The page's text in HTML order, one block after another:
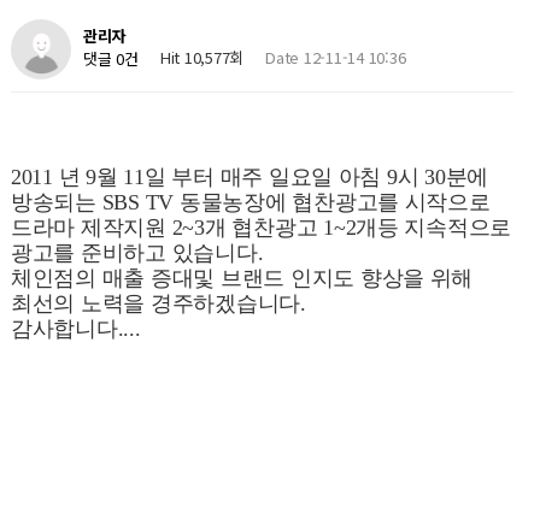
관리자
댓글 0건
Hit 10,577회 Date 12-11-14 10:36
2011 년 9월 11일 부터 매주 일요일 아침 9시 30분에
방송되는 SBS TV 동물농장에 협찬광고를 시작으로
드라마 제작지원 2~3개 협찬광고 1~2개등 지속적으로
광고를 준비하고 있습니다.
체인점의 매출 증대및 브랜드 인지도 향상을 위해
최선의 노력을 경주하겠습니다.
감사합니다....